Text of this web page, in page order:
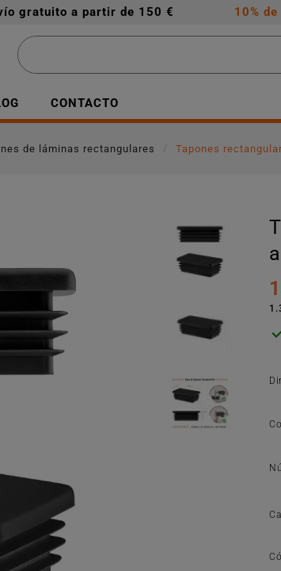
gratuito a partir de 150 € 10%
CONTACTO
de láminas rectangulares Tapones